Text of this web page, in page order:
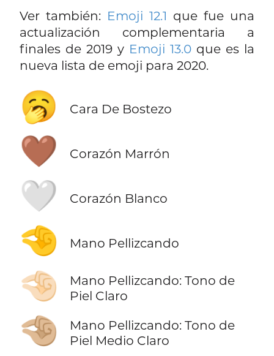
Ver también: Emoji 12.1 que fue una
actualización complementaria a
finales de 2019 y Emoji 13.0 que es la
nueva lista de emoji para 2020.
🥱 Cara De Bostezo
🤎 Corazón Marrón
🤍 Corazón Blanco
🤏 Mano Pellizcando
🤏🏻
Mano Pellizcando: Tono de
Piel Claro
🤏🏼
Mano Pellizcando: Tono de
Piel Medio Claro